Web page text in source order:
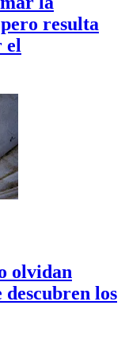
resulta
el
olvidan
los